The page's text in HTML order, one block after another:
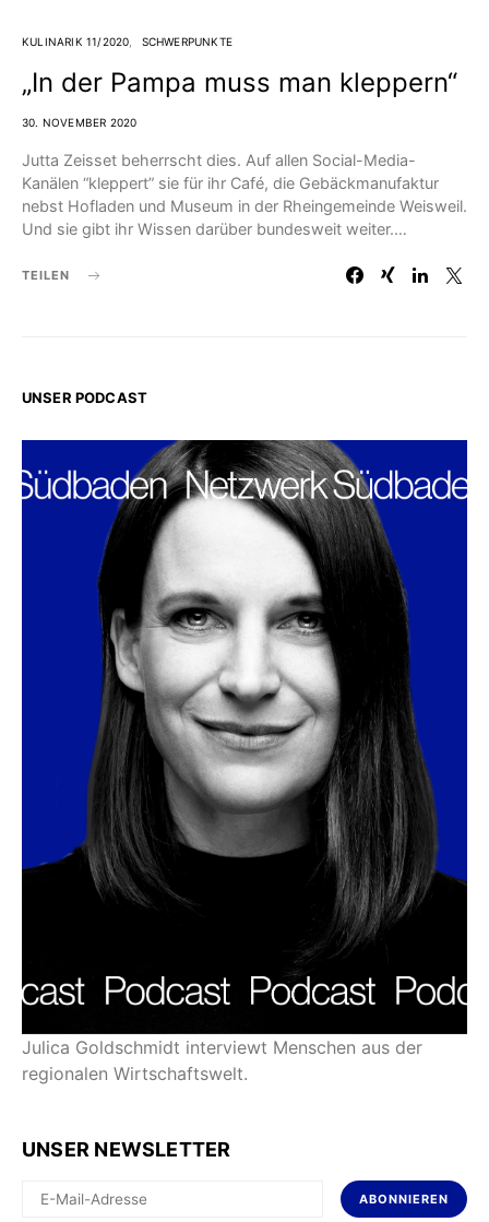
KULINARIK 11/2020 SCHWERPUNKTE
„In der Pampa muss man kleppern“
30. NOVEMBER 2020
Jutta Zeisset beherrscht dies. Auf allen Social-Media-
Kanälen “kleppert” sie für ihr Café, die Gebäckmanufaktur
nebst Hofladen und Museum in der Rheingemeinde Weisweil.
Und sie gibt ihr Wissen darüber bundesweit weiter.…
TEILEN
UNSER PODCAST
Julica Goldschmidt interviewt Menschen aus der
regionalen Wirtschaftswelt.
UNSER NEWSLETTER
ABONNIEREN